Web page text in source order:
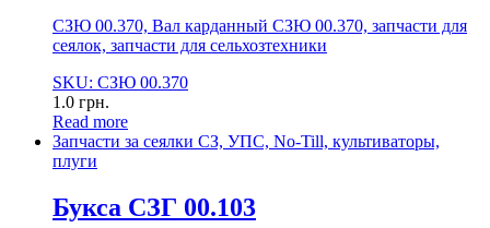
СЗЮ 00.370, Вал карданный СЗЮ 00.370, запчасти для
сеялок, запчасти для сельхозтехники
SKU: СЗЮ 00.370
1.0 грн.
Read more
Запчасти за сеялки СЗ, УПС, No-Till, культиваторы,
плуги
Букса СЗГ 00.103